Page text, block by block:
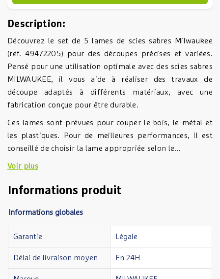
Description:
Découvrez le set de 5 lames de scies sabres Milwaukee
(réf. 49472205) pour des découpes précises et variées.
Pensé pour une utilisation optimale avec des scies sabres
MILWAUKEE, il vous aide à réaliser des travaux de
découpe adaptés à différents matériaux, avec une
fabrication conçue pour être durable.
Ces lames sont prévues pour couper le bois, le métal et
les plastiques. Pour de meilleures performances, il est
conseillé de choisir la lame appropriée selon le...
Voir plus
Informations produit
Informations globales
Garantie Légale
Délai de livraison moyen En 24H